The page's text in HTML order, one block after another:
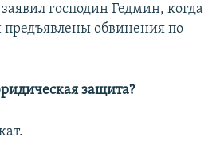
господин Гедмин, когда
предъявлены обвинения по
защита?